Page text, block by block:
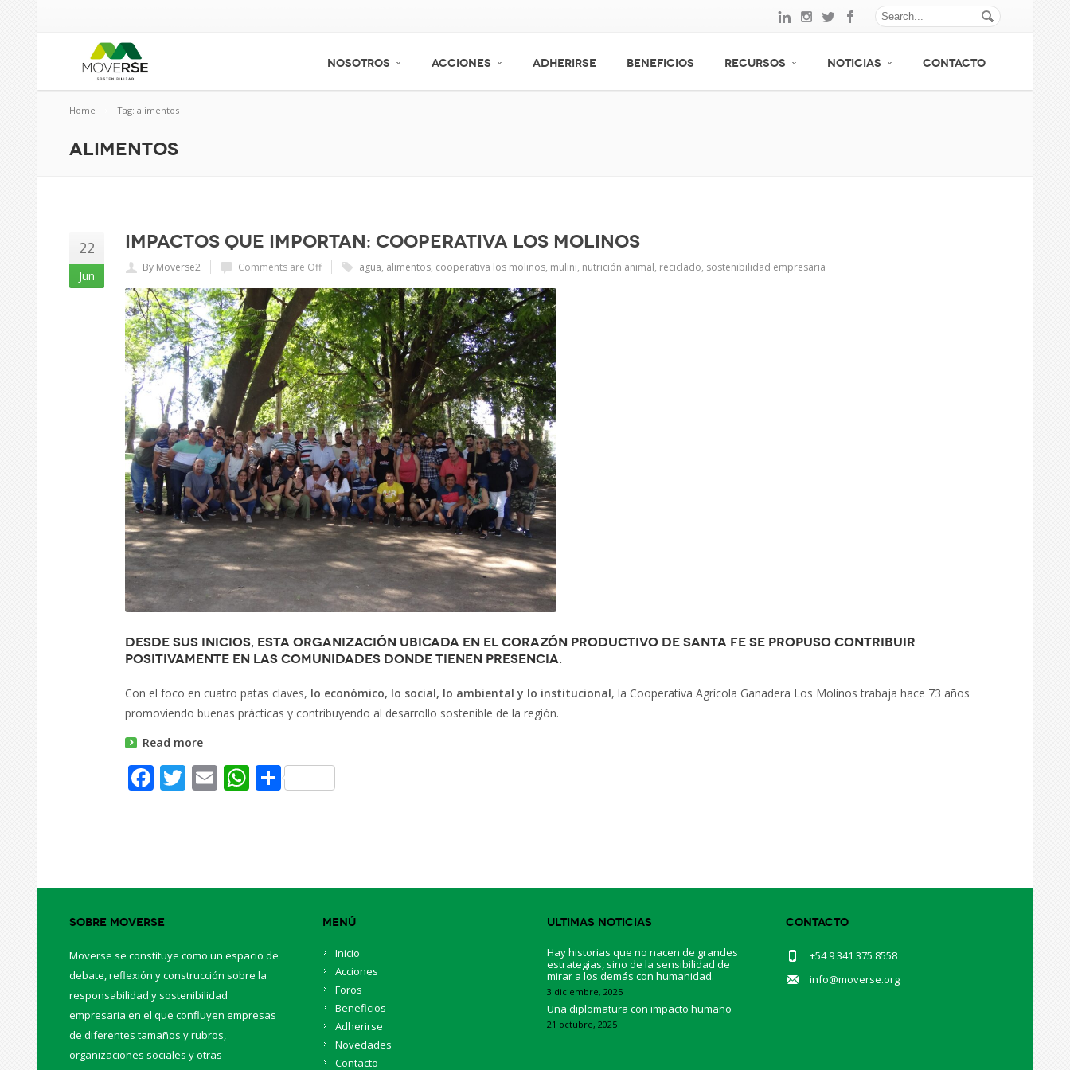
NOSOTROS ACCIONES ADHERIRSE BENEFICIOS RECURSOS NOTICIAS CONTACTO
Home Tag: alimentos
alimentos
22
Jun
Impactos que importan: Cooperativa Los Molinos
By Moverse2 Comments are Off agua, alimentos, cooperativa los molinos, mulini, nutrición animal, reciclado, sostenibilidad empresaria
Desde sus inicios, esta organización ubicada en el corazón productivo de Santa Fe se propuso contribuir
positivamente en las comunidades donde tienen presencia.
Con el foco en cuatro patas claves, lo económico, lo social, lo ambiental y lo institucional, la Cooperativa Agrícola Ganadera Los Molinos trabaja hace 73 años
promoviendo buenas prácticas y contribuyendo al desarrollo sostenible de la región.
Read more
Facebook
Twitter
EmailWhatsApp
Share
Sobre Moverse
Moverse se constituye como un espacio de
debate, reflexión y construcción sobre la
responsabilidad y sostenibilidad
empresaria en el que confluyen empresas
de diferentes tamaños y rubros,
organizaciones sociales y otras
Menú
Inicio
Acciones
Foros
Beneficios
Adherirse
Novedades
Contacto
Ultimas Noticias
Hay historias que no nacen de grandes
estrategias, sino de la sensibilidad de
mirar a los demás con humanidad.
3 diciembre, 2025
Una diplomatura con impacto humano
21 octubre, 2025
Contacto
+54 9 341 375 8558
info@moverse.org